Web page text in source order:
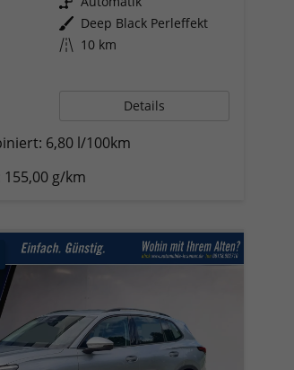
Außenfarbe Deep Black Perleffekt
Kilometerstand 10 km
Details
6,80 l/100km
155,00 g/km